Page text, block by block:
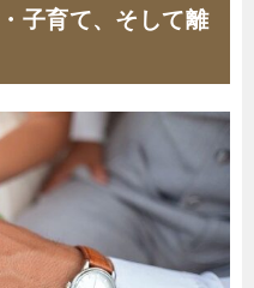
子育て、そして離